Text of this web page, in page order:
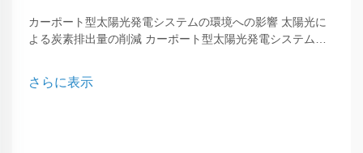
カーポート型太陽光発電システムの環境への影響 太陽光に
よる炭素排出量の削減 カーポート型太陽光発電システム
さらに表示